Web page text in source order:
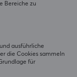
Bereiche zu
ausführliche
die Cookies sammeln
für